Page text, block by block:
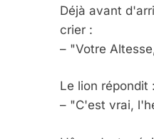
Déjà avant
crier :
– "Votre
Le lion répondit :
– "C'est vrai,